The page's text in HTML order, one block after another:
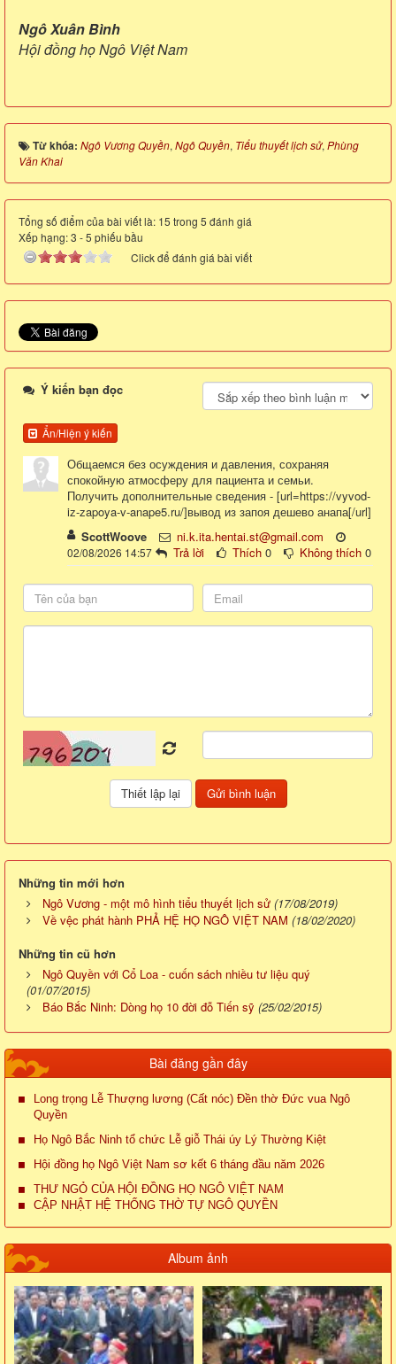
Ngô Xuân Bình
Hội đồng họ Ngô Việt Nam
Từ khóa: Ngô Vương Quyền,Ngô Quyền, Tiểu thuyết lịch sử,Phùng
Văn Khai
Tổng số điểm của bài viết là: 15 trong 5 đánh giá
Xếp hạng:3 -5 phiếu bầu
Click để đánh giá bài viết
Ý kiến bạn đọc
Ẩn/Hiện ý kiến
Общаемся без осуждения и давления, сохраняя
спокойную атмосферу для пациента и семьи.
Получить дополнительные сведения - [url=https://vyvod-
iz-zapoya-v-anape5.ru/]вывод из запоя дешево анапа[/url]
ScottWoove
ni.k.ita.hentai.st@gmail.com
02/08/2026 14:57 Trả lời Thích 0 Không thích 0
Những tin mới hơn
Ngô Vương - một mô hình tiểu thuyết lịch sử (17/08/2019)
Về vệc phát hành PHẢ HỆ HỌ NGÔ VIỆT NAM (18/02/2020)
Những tin cũ hơn
Ngô Quyền với Cổ Loa - cuốn sách nhiều tư liệu quý
(01/07/2015)
Báo Bắc Ninh: Dòng họ 10 đời đỗ Tiến sỹ (25/02/2015)
Bài đăng gần đây
Long trọng Lễ Thượng lương (Cất nóc) Đền thờ Đức vua Ngô
Quyền
Họ Ngô Bắc Ninh tổ chức Lễ giỗ Thái úy Lý Thường Kiệt
Hội đồng họ Ngô Việt Nam sơ kết 6 tháng đầu năm 2026
THƯ NGỎ CỦA HỘI ĐỒNG HỌ NGÔ VIỆT NAM
CẬP NHẬT HỆ THỐNG THỜ TỰ NGÔ QUYỀN
Album ảnh